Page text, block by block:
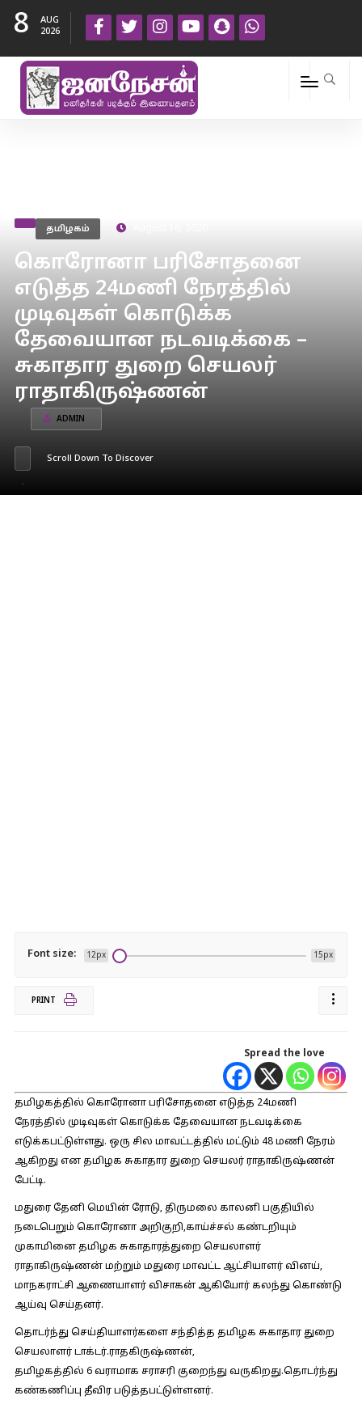
8
AUG
2026
தமிழகம்
கொரோனா பரிசோதனை
எடுத்த 24மணி நேரத்தில்
முடிவுகள் கொடுக்க
தேவையான நடவடிக்கை –
சுகாதார துறை செயலர்
ராதாகிருஷ்ணன்
ADMIN
Scroll Down To Discover
Font size: 12px 15px
PRINT
Spread the love
தமிழகத்தில் கொரோனா பரிசோதனை எடுத்த 24மணி
நேரத்தில் முடிவுகள் கொடுக்க தேவையான நடவடிக்கை
எடுக்கபட்டுள்ளது. ஒரு சில மாவட்டத்தில் மட்டும் 48 மணி நேரம்
ஆகிறது என தமிழக சுகாதார துறை செயலர் ராதாகிருஷ்ணன்
பேட்டி.
மதுரை தேனி மெயின் ரோடு, திருமலை காலனி பகுதியில்
நடைபெறும் கொரோனா அறிகுறி,காய்ச்சல் கண்டறியும்
முகாமினை தமிழக சுகாதாரத்துறை செயலாளர்
ராதாகிருஷ்ணன் மற்றும் மதுரை மாவட்ட ஆட்சியாளர் வினய்,
மாநகராட்சி ஆணையாளர் விசாகன் ஆகியோர் கலந்து கொண்டு
ஆய்வு செய்தனர்.
தொடர்ந்து செய்தியாளர்களை சந்தித்த தமிழக சுகாதார துறை
செயலாளர் டாக்டர்.ராதகிருஷ்ணன்,
தமிழகத்தில் 6 வராமாக சராசரி குறைந்து வருகிறது.தொடர்ந்து
கண்கணிப்பு தீவிர படுத்தபட்டுள்ளனர்.